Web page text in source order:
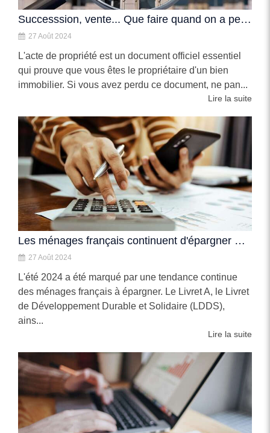
Successsion, vente... Que faire quand on a perdu son acte de propriété ?
27 Août 2024
L'acte de propriété est un document officiel essentiel
qui prouve que vous êtes le propriétaire d'un bien
immobilier. Si vous avez perdu ce document, ne pan...
Lire la suite
Les ménages français continuent d'épargner massivement durant l’été 2024
27 Août 2024
L'été 2024 a été marqué par une tendance continue
des ménages français à épargner. Le Livret A, le Livret
de Développement Durable et Solidaire (LDDS),
ains...
Lire la suite